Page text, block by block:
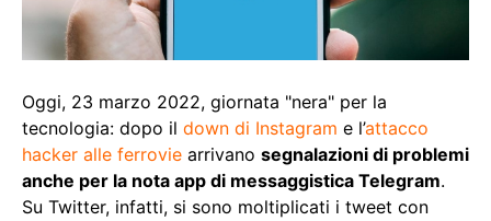
Oggi, 23 marzo 2022, giornata "nera" per la
tecnologia: dopo il down di Instagram e l’attacco
hacker alle ferrovie arrivano segnalazioni di problemi
anche per la nota app di messaggistica Telegram.
Su Twitter, infatti, si sono moltiplicati i tweet con